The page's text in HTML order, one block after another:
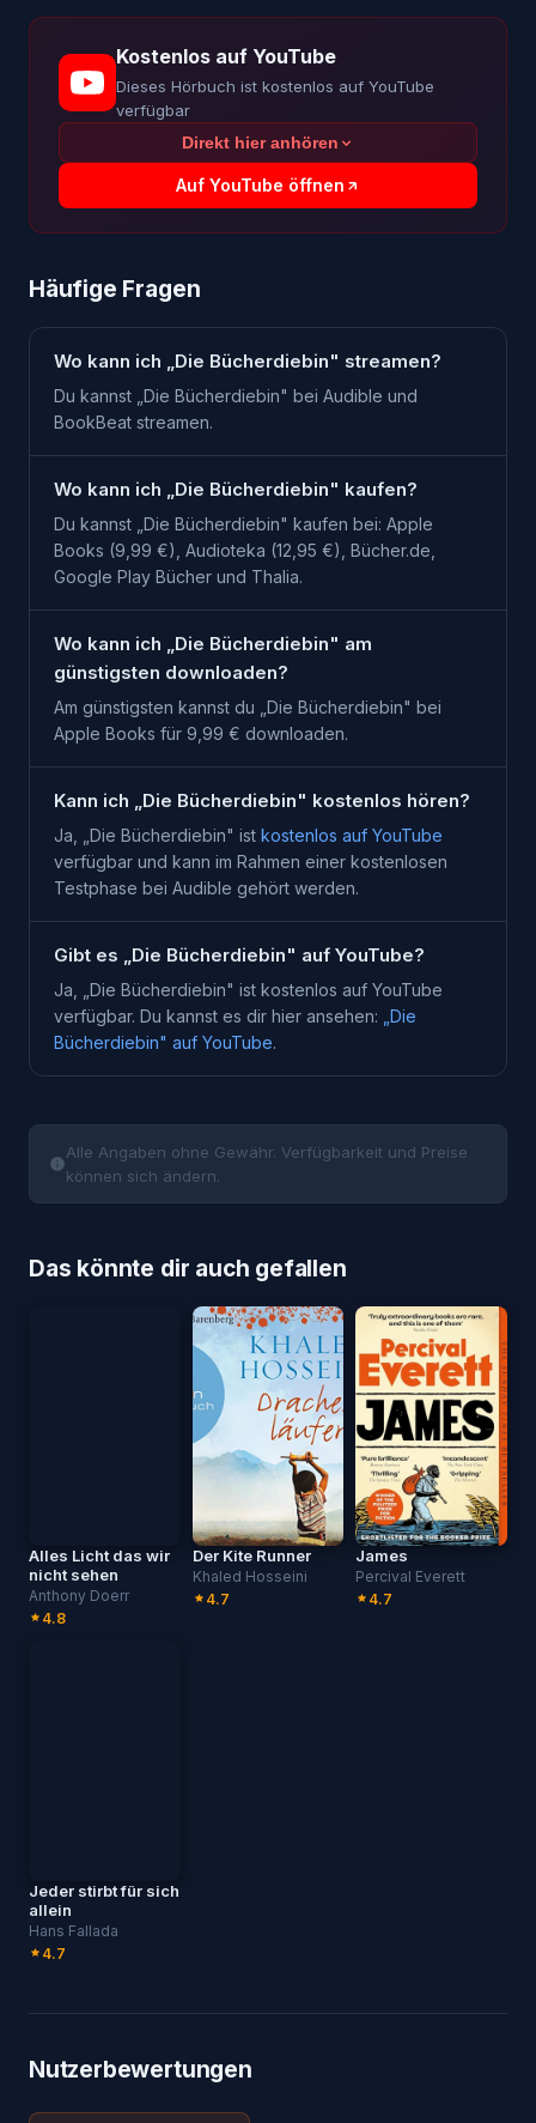
Kostenlos auf YouTube
Dieses Hörbuch ist kostenlos auf YouTube
verfügbar
Direkt hier anhören
Auf YouTube öffnen
Häufige Fragen
Wo kann ich „Die Bücherdiebin" streamen?
Du kannst „Die Bücherdiebin" bei Audible und
BookBeat streamen.
Wo kann ich „Die Bücherdiebin" kaufen?
Du kannst „Die Bücherdiebin" kaufen bei: Apple
Books (9,99 €), Audioteka (12,95 €), Bücher.de,
Google Play Bücher und Thalia.
Wo kann ich „Die Bücherdiebin" am
günstigsten downloaden?
Am günstigsten kannst du „Die Bücherdiebin" bei
Apple Books für 9,99 € downloaden.
Kann ich „Die Bücherdiebin" kostenlos hören?
Ja, „ Die Bücherdiebin" ist kostenlos auf YouTube
verfügbar und kann im Rahmen einer kostenlosen
Testphase bei Audible gehört werden.
Gibt es „Die Bücherdiebin" auf YouTube?
Ja, „ Die Bücherdiebin" ist kostenlos auf YouTube
verfügbar. Du kannst es dir hier ansehen:
Die
Bücherdiebin" auf YouTube.
Alle Angaben ohne Gewähr. Verfügbarkeit und Preise
können sich ändern.
Das könnte dir auch gefallen
Alles Licht das wir
nicht sehen
Anthony Doerr
4.8
Der Kite Runner
Khaled Hosseini
4.7
James
Percival Everett
4.7
Jeder stirbt für sich
allein
Hans Fallada
4.7
Nutzerbewertungen